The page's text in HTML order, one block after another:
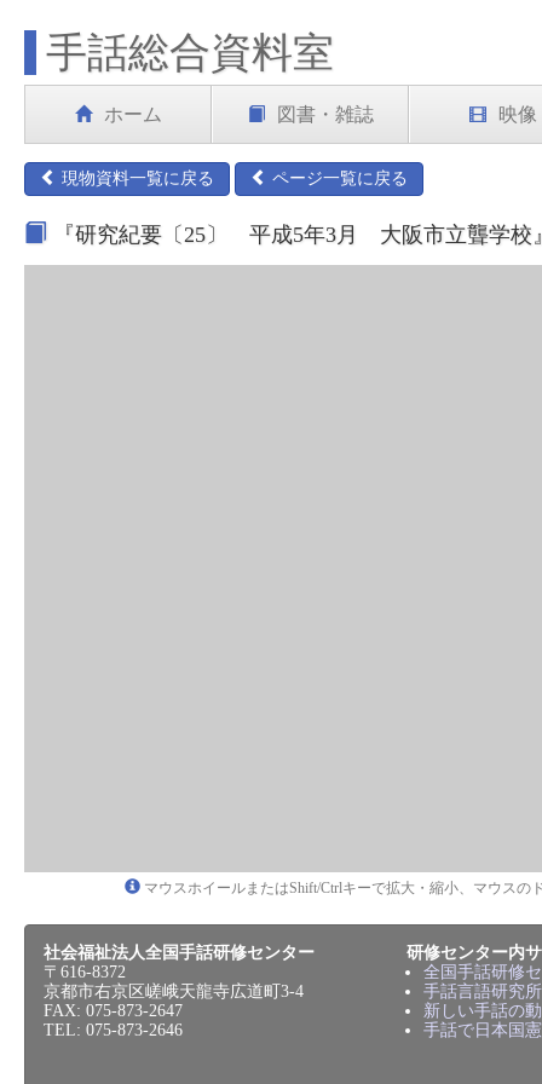
手話総合資料室
ホーム 図書・雑誌 映像
現物資料一覧に戻る ページ一覧に戻る
『研究紀要〔25〕 平成5年3月 大阪市立聾学
マウスホイールまたはShift/Ctrlキーで拡大・縮小、マウスの
社会福祉法人全国手話研修センター
〒616-8372
京都市右京区嵯峨天龍寺広道町3-4
FAX: 075-873-2647
TEL: 075-873-2646
研修センター内
全国手話研修
手話言語研究所
新しい手話の
手話で日本国